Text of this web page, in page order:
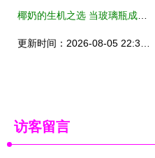
访客留言